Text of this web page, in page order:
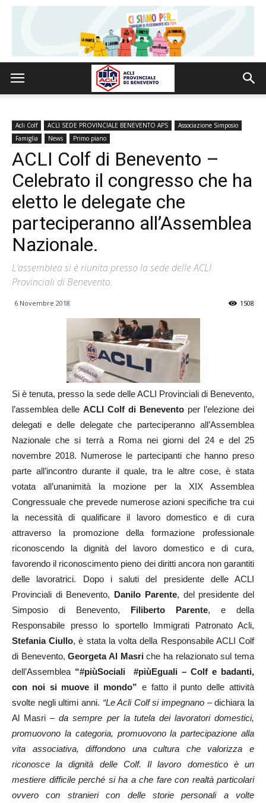
Acli Colf ACLI SEDE PROVINCIALE BENEVENTO APS
Associazione Simposio
Famiglia
News Primo piano
ACLI Colf di Benevento –
Celebrato il congresso che ha
eletto le delegate che
parteciperanno all’Assemblea
Nazionale.
L’assemblea si è riunita presso la sede delle ACLI
Provinciali di Benevento.
6 Novembre 2018 1508
Si è tenuta, presso la sede delle ACLI Provinciali di Benevento,
l’assemblea delle ACLI Colf di Benevento per l’elezione dei
delegati e delle delegate che parteciperanno all’Assemblea
Nazionale che si terrà a Roma nei giorni del 24 e del 25
novembre 2018. Numerose le partecipanti che hanno preso
parte all’incontro durante il quale, tra le altre cose, è stata
votata all’unanimità la mozione per la XIX Assemblea
Congressuale che prevede numerose azioni specifiche tra cui
la necessità di qualificare il lavoro domestico e di cura
attraverso la promozione della formazione professionale
riconoscendo la dignità del lavoro domestico e di cura,
favorendo il riconoscimento pieno dei diritti ancora non garantiti
delle lavoratrici. Dopo i saluti del presidente delle ACLI
Provinciali di Benevento, Danilo Parente, del presidente del
Simposio di Benevento, Filiberto Parente, e della
Responsabile presso lo sportello Immigrati Patronato Acli,
Stefania Ciullo, è stata la volta della Responsabile ACLI Colf
di Benevento,Georgeta Al Masriche ha relazionato sul tema
dell’Assemblea “#piùSociali #piùEguali – Colf e badanti,
con noi si muove il mondo” e fatto il punto delle attività
svolte negli ultimi anni. “Le Acli Colf si impegnano –dichiara la
Al Masri – da sempre per la tutela dei lavoratori domestici,
promuovono la categoria, promuovono la partecipazione alla
vita associativa, diffondono una cultura che valorizza e
riconosce la dignità delle Colf. Il lavoro domestico è un
mestiere difficile perché si ha a che fare con realtà particolari
ovvero con stranieri con delle storie personali a volte